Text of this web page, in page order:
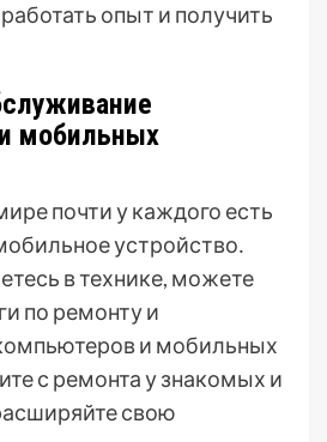
опыт и получить
мобильных
почти у каждого есть
устройство․
в технике, можете
по ремонту и
и мобильных
с ремонта у знакомых и
свою